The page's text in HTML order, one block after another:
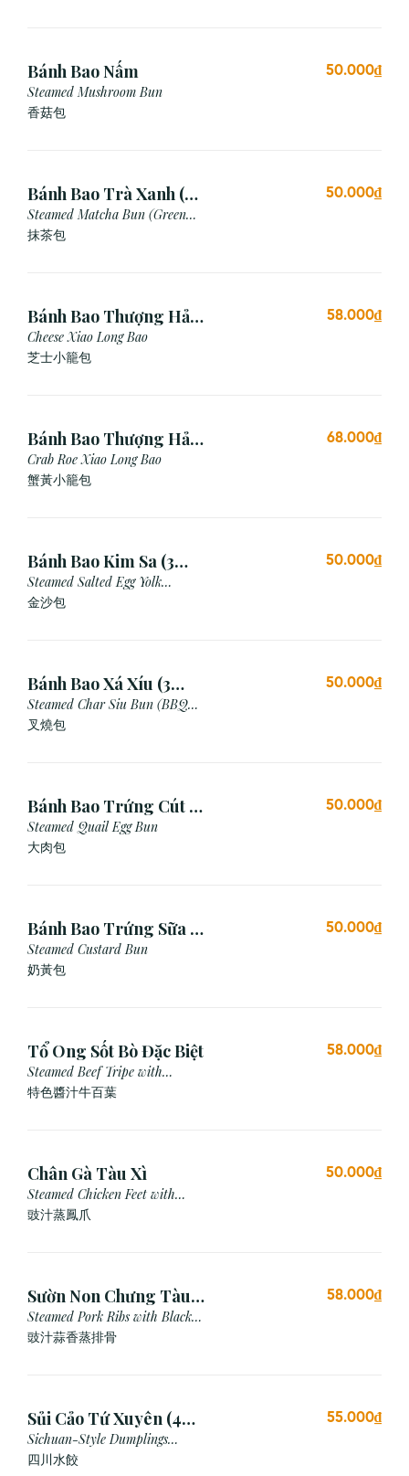
Bánh Bao Nấm
Steamed Mushroom Bun
香菇包
50.000₫
Bánh Bao Trà Xanh (3
Cái)
Steamed Matcha Bun (Green
Tea Bun)
抹茶包
50.000₫
Bánh Bao Thượng Hải
Phô Mai (3 Viên)
Cheese Xiao Long Bao
芝士小籠包
58.000₫
Bánh Bao Thượng Hải
Gạch Cua (3 Viên)
Crab Roe Xiao Long Bao
蟹黃小籠包
68.000₫
Bánh Bao Kim Sa (3
Cái)
Steamed Salted Egg Yolk
Custard Bun
金沙包
50.000₫
Bánh Bao Xá Xíu (3
Cái)
Steamed Char Siu Bun (BBQ
Pork Bun)
叉燒包
50.000₫
Bánh Bao Trứng Cút (3
Cái)
Steamed Quail Egg Bun
大肉包
50.000₫
Bánh Bao Trứng Sữa (3
Cái)
Steamed Custard Bun
奶黃包
50.000₫
Tổ Ong Sốt Bò Đặc Biệt
Steamed Beef Tripe with
Special Sauce
特色醬汁牛百葉
58.000₫
Chân Gà Tàu Xì
Steamed Chicken Feet with
Black Bean Sauce
豉汁蒸鳳爪
50.000₫
Sườn Non Chưng Tàu
Xì Tỏi
Steamed Pork Ribs with Black
Bean & Garlic Sauce
豉汁蒜香蒸排骨
58.000₫
Sủi Cảo Tứ Xuyên (4
viên)
Sichuan-Style Dumplings
(Spicy)
四川水餃
55.000₫